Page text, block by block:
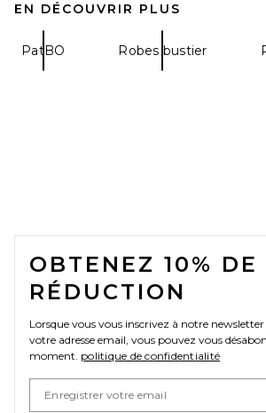
EN DÉCOUVRIR PLUS
PatBO Robes bustier
FOOTER
OBTENEZ 10% DE
RÉDUCTION
Lorsque vous vous inscrivez à notre
votre adresse email, vous pouvez vous
moment. politique de confidentialité